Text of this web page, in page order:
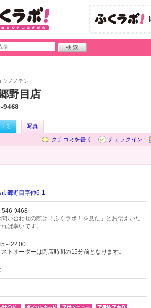
ウノメテン
野目店
9468
ミ
写真
クチコミを書く
チェックイン
市郷野目字仲6-1
546-9468
い合わせの際は「ふくラボ！を見た」とお伝えいた
ば幸いです。
～22:00
トオーダーは閉店時間の15分前となります。